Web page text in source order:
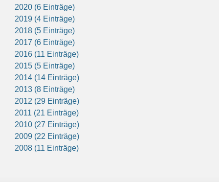
2020 (6 Einträge)
2019 (4 Einträge)
2018 (5 Einträge)
2017 (6 Einträge)
2016 (11 Einträge)
2015 (5 Einträge)
2014 (14 Einträge)
2013 (8 Einträge)
2012 (29 Einträge)
2011 (21 Einträge)
2010 (27 Einträge)
2009 (22 Einträge)
2008 (11 Einträge)